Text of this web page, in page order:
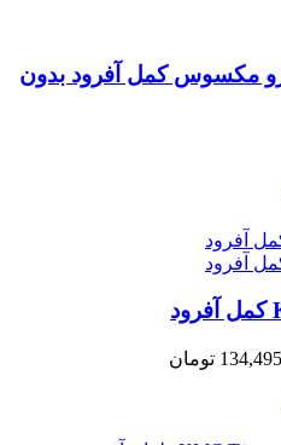
مکسوس کمل آفرود بدون
تومان